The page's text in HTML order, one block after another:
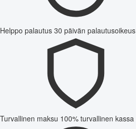
Helppo palautus 30 päivän palautusoikeus
Turvallinen maksu 100% turvallinen kassa